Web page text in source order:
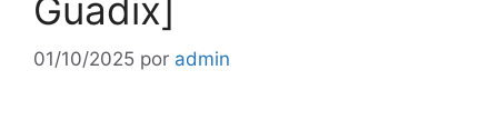
Guadix]
01/10/2025 por admin